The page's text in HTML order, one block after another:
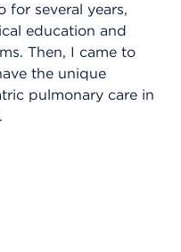
for several years,
education and
Then, I came to
the unique
pulmonary care in